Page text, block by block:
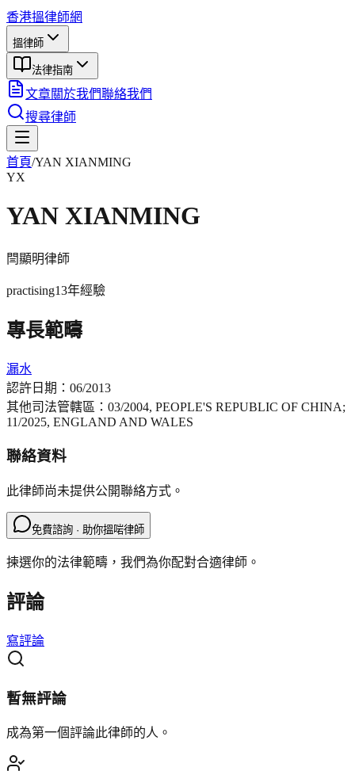
香港搵律師網
搵律師
法律指南
文章關於我們聯絡我們
搜尋律師
首頁/YAN XIANMING
YX
YAN XIANMING
閆顯明律師
practising13年經驗
專長範疇
漏水
認許日期： 06/2013
其他司法管轄區： 03/2004, PEOPLE'S REPUBLIC OF CHINA;
11/2025, ENGLAND AND WALES
聯絡資料
此律師尚未提供公開聯絡方式。
免費諮詢 · 助你搵啱律師
揀選你的法律範疇，我們為你配對合適律師。
評論
寫評論
暫無評論
成為第一個評論此律師的人。